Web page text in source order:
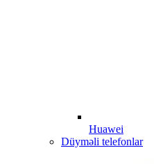
Huawei
Düyməli telefonlar